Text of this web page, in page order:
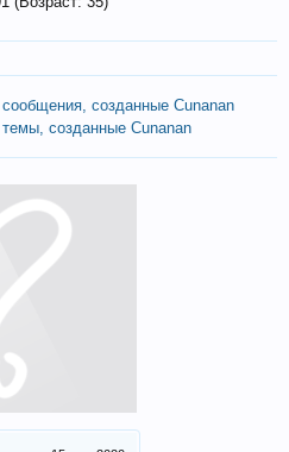
сообщения, созданные Cunanan
темы, созданные Cunanan